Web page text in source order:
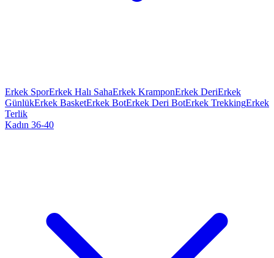
Erkek SporErkek Halı SahaErkek KramponErkek DeriErkek
GünlükErkek BasketErkek BotErkek Deri BotErkek TrekkingErkek
Terlik
Kadın 36-40